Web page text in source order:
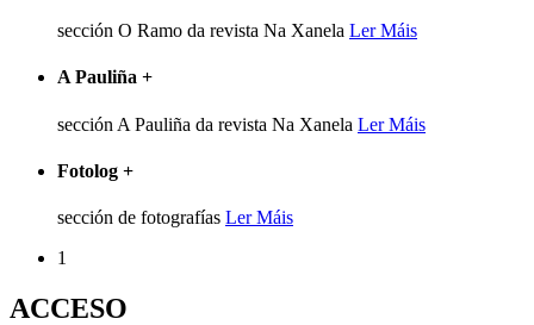
sección O Ramo da revista Na Xanela Ler Máis
A Pauliña +
sección A Pauliña da revista Na Xanela Ler Máis
Fotolog +
sección de fotografías Ler Máis
1
ACCESO